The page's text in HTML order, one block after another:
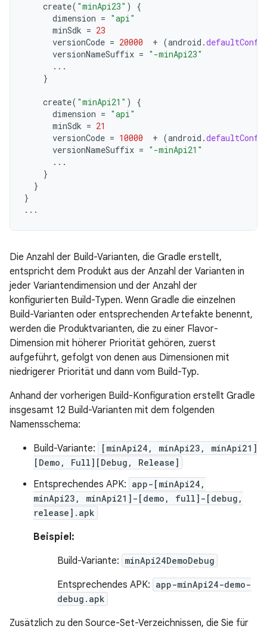
create( "minApi23" )
{
dimension = "api"
minSdk = 23
versionCode = 20000 + (android .
versionNameSuffix = "-minApi23"
...
}
create( "minApi21" )
{
dimension = "api"
minSdk = 21
versionCode = 10000 + (android .
versionNameSuffix = "-minApi21"
...
}
}
}
...
Die Anzahl der Build-Varianten, die Gradle erstellt,
entspricht dem Produkt aus der Anzahl der Varianten in
jeder Variantendimension und der Anzahl der
konfigurierten Build-Typen. Wenn Gradle die einzelnen
Build-Varianten oder entsprechenden Artefakte benennt,
werden die Produktvarianten, die zu einer Flavor-
Dimension mit höherer Priorität gehören, zuerst
aufgeführt, gefolgt von denen aus Dimensionen mit
niedrigerer Priorität und dann vom Build-Typ.
Anhand der vorherigen Build-Konfiguration erstellt Gradle
insgesamt 12 Build-Varianten mit dem folgenden
Namensschema:
Build-Variante:
[minApi24, minApi23, minApi21]
[Demo, Full][Debug, Release]
Entsprechendes APK: app-[minApi24,
minApi23, minApi21]-[demo, full]-[debug,
release].apk
Beispiel:
Build-Variante: minApi24DemoDebug
Entsprechendes APK: app-minApi24-demo-
debug.apk
Zusätzlich zu den Source-Set-Verzeichnissen, die Sie für